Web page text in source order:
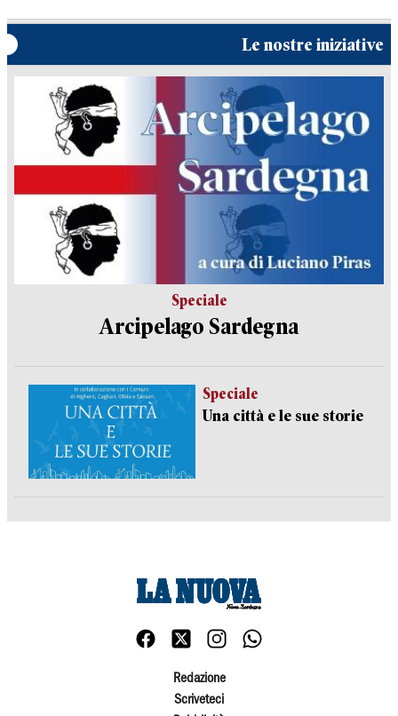
Le nostre iniziative
Speciale
Arcipelago Sardegna
Speciale
Una città e le sue storie
Redazione
Scriveteci